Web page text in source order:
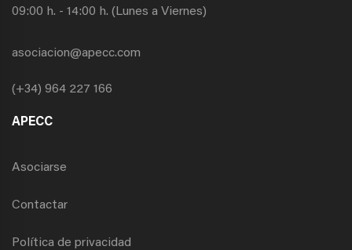
09:00 h. - 14:00 h. (Lunes a Viernes)
asociacion@apecc.com
(+34) 964 227 166
APECC
Asociarse
Contactar
Política de privacidad